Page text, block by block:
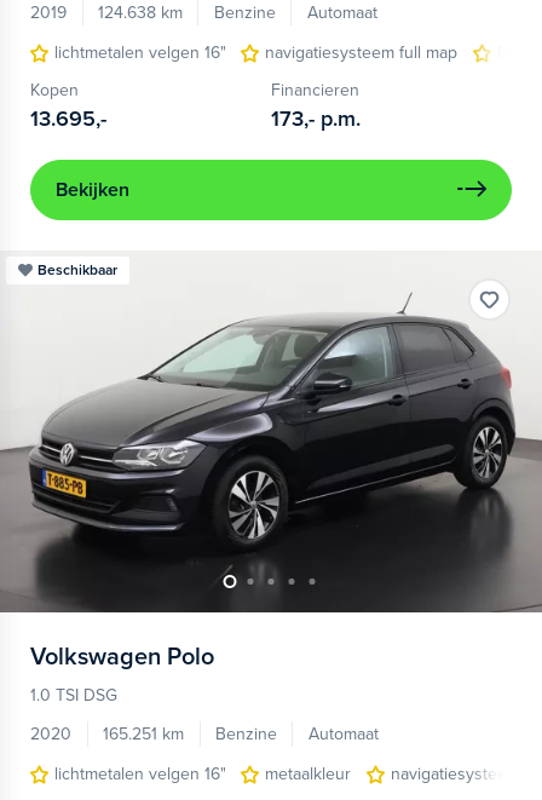
2019
124.638 km Benzine
Automaat
lichtmetalen velgen 16"
navigatiesysteem full map
Kopen
13.695,-
Financieren
173,- p.m.
Bekijken
Beschikbaar
Volkswagen Polo
1.0 TSI DSG
2020
165.251 km Benzine
Automaat
lichtmetalen velgen 16"
metaalkleur
navigatiesysteem